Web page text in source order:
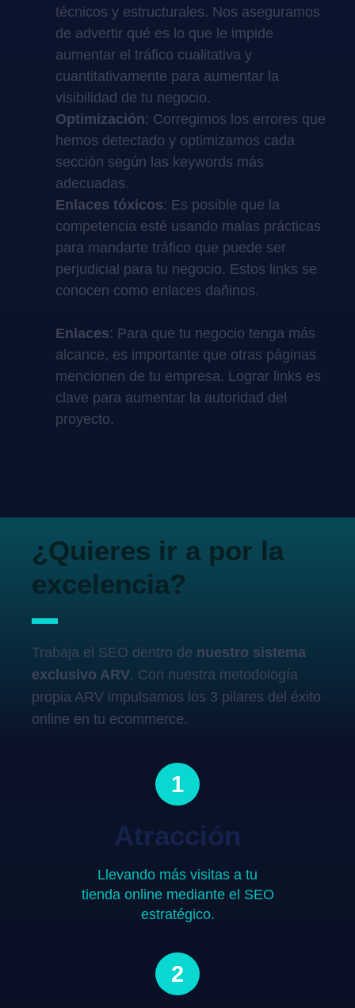
técnicos y estructurales. Nos aseguramos
de advertir qué es lo que le impide
aumentar el tráfico cualitativa y
cuantitativamente para aumentar la
visibilidad de tu negocio.
Optimización: Corregimos los errores que
hemos detectado y optimizamos cada
sección según las keywords más
adecuadas.
Enlaces tóxicos: Es posible que la
competencia esté usando malas prácticas
para mandarte tráfico que puede ser
perjudicial para tu negocio. Estos links se
conocen como enlaces dañinos.
Enlaces: Para que tu negocio tenga más
alcance, es importante que otras páginas
mencionen de tu empresa. Lograr links es
clave para aumentar la autoridad del
proyecto.
¿Quieres ir a por la
excelencia?
Trabaja el SEO dentro de nuestro sistema
exclusivo ARV. Con nuestra metodología
propia ARV impulsamos los 3 pilares del éxito
online en tu ecommerce.
1
Atracción
Llevando más visitas a tu
tienda online mediante el SEO
estratégico.
2